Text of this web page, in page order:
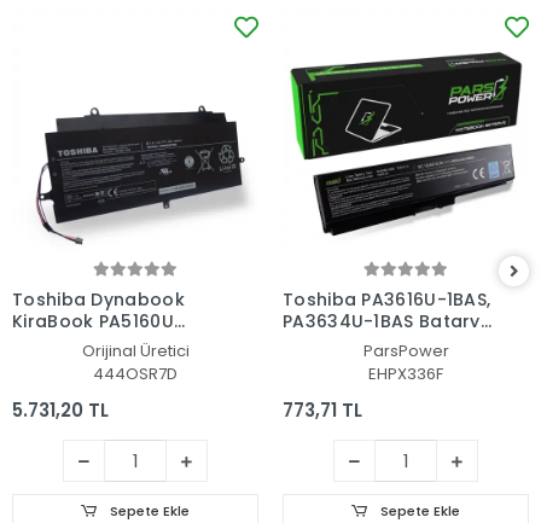
Toshiba Dynabook
KiraBook PA5160U
Batarya - PilOrijinal Üretici
444OSR7D
5.731,20 TL
Sepete Ekle
Toshiba PA3616U-1BAS,
PA3634U-1BAS Batarya
- Pil (Pars Power)
ParsPower
EHPX336F
773,71 TL
Sepete Ekle